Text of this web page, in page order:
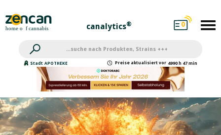
canalytics® 0
Stadt APOTHEKE Preise aktualisiert vor 4990 h 47 min